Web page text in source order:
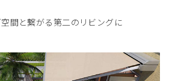
間と繋がる第二のリビングに